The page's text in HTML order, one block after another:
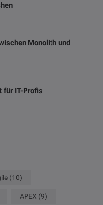
Monolith und
für IT-Profis
(10)
APEX (9)